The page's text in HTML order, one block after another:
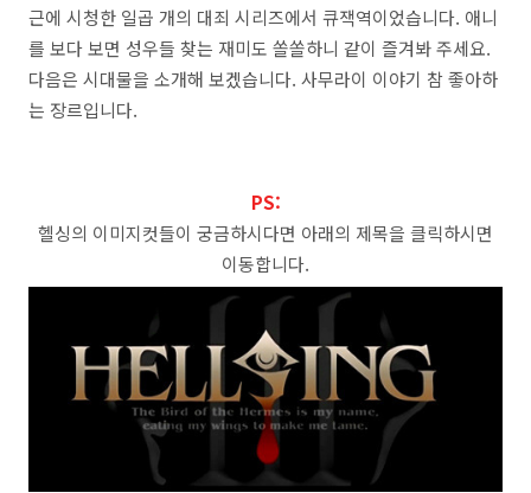
근에 시청한 일곱 개의 대죄 시리즈에서 큐잭역이었습니다. 애니
를 보다 보면 성우들 찾는 재미도 쏠쏠하니 같이 즐겨봐 주세요.
다음은 시대물을 소개해 보겠습니다. 사무라이 이야기 참 좋아하
는 장르입니다.
PS:
헬싱의 이미지컷들이 궁금하시다면 아래의 제목을 클릭하시면
이동합니다.